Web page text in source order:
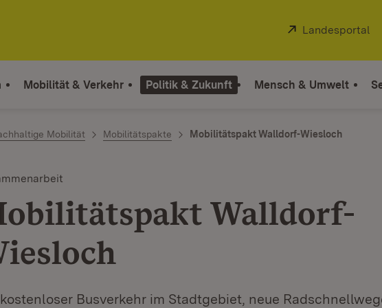
Extern:
Landesportal
Mobilität & Verkehr Politik & Zukunft Mensch & Umwelt
Mobilität Mobilitätspakte Mobilitätspakt Walldorf-Wiesloch
Walldorf-
Busverkehr im Stadtgebiet, neue